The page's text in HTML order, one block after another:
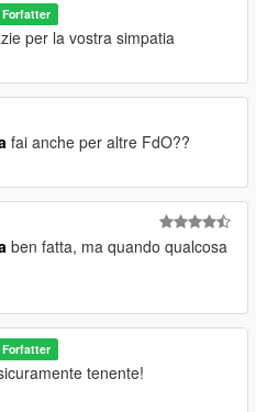
Forfatter
per la vostra simpatia
fai anche per altre FdO??
ben fatta, ma quando qualcosa
Forfatter
tenente!